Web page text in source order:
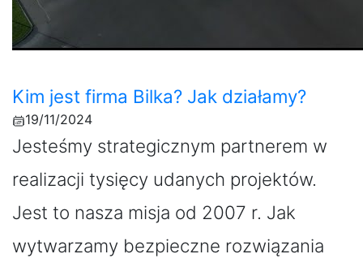
Kim jest firma Bilka? Jak działamy?
19/11/2024
Jesteśmy strategicznym partnerem w
realizacji tysięcy udanych projektów.
Jest to nasza misja od 2007 r. Jak
wytwarzamy bezpieczne rozwiązania